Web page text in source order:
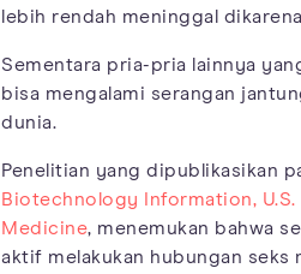
lebih rendah meninggal
Sementara pria-pria lainnya
bisa mengalami serangan
dunia.
Penelitian yang dipublikasikan
Biotechnology Information,
Medicine, menemukan bahwa
aktif melakukan hubungan